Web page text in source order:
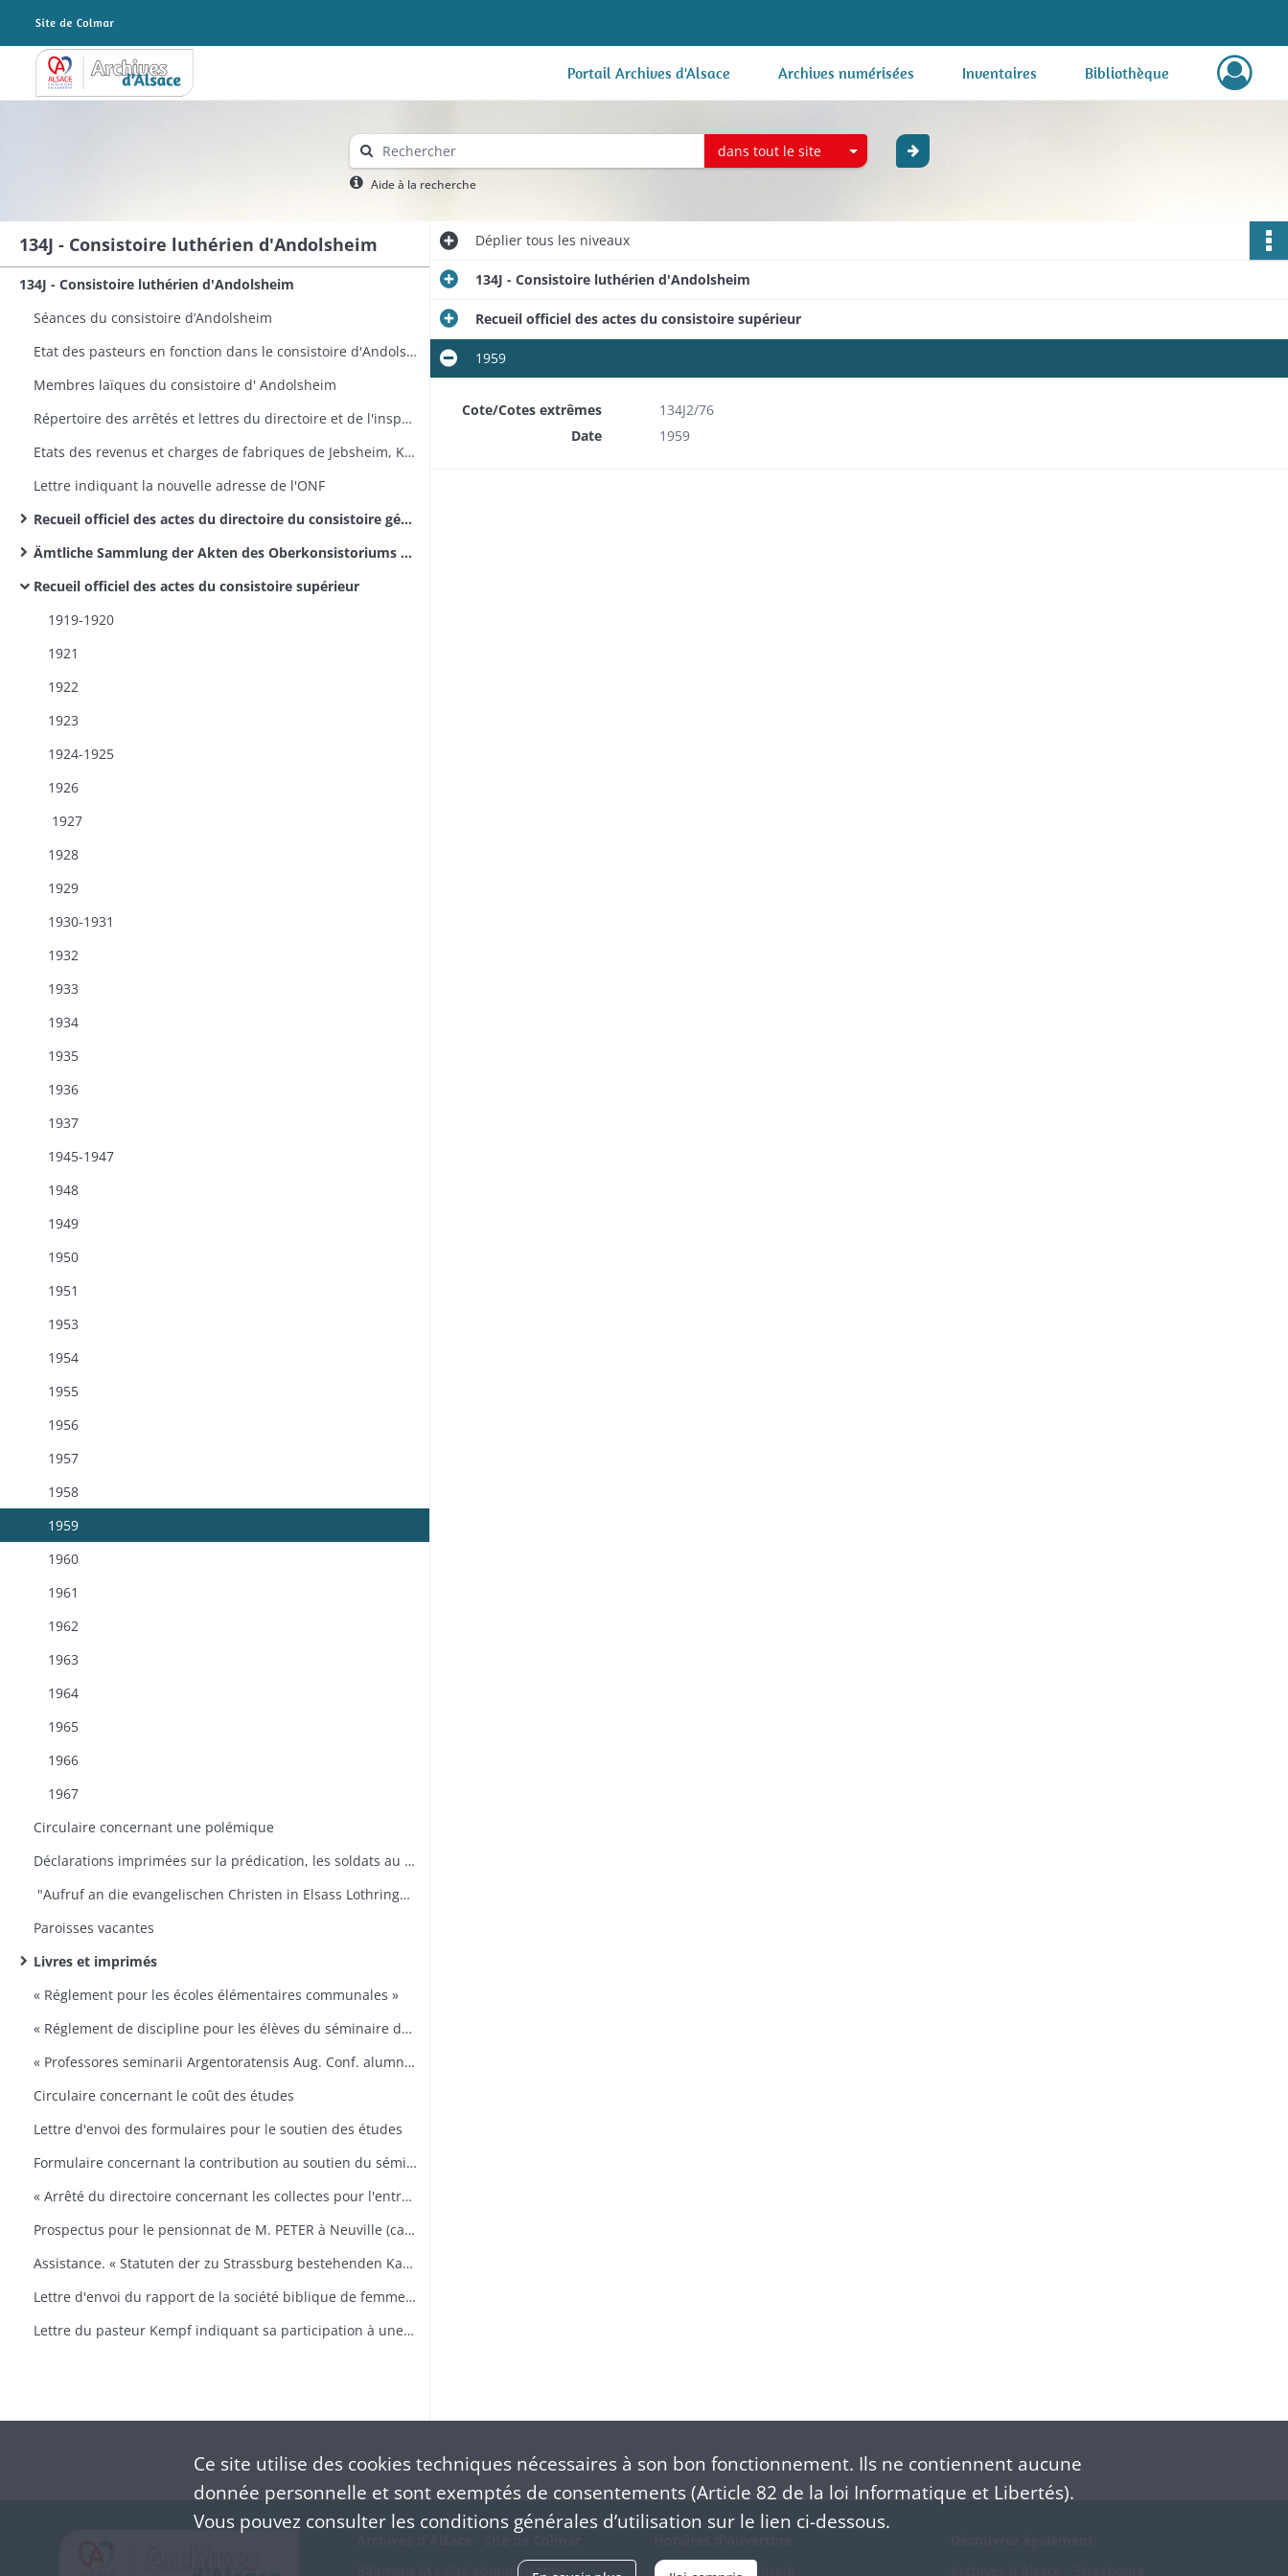
Archives Alsace - Colmar Portail Archives d'Alsace Archives numérisées Inventaires Bibliothèque
dans tout le site
Aide à la recherche
134J - Consistoire luthérien d'Andolsheim
134J - Consistoire luthérien d'Andolsheim
Séances du consistoire d’Andolsheim
Etat des pasteurs en fonction dans le consistoire d'Andolsheim avec indication de leur date d'élection
Membres laïques du consistoire d' Andolsheim
Répertoire des arrêtés et lettres du directoire et de l'inspecteur ecclésiastique concernant le consistoire d’Andolsheim déposés dans ses archives
Etats des revenus et charges de fabriques de Jebsheim, Kunheim, Sundhoffen
Lettre indiquant la nouvelle adresse de l'ONF
Recueil officiel des actes du directoire du consistoire général de la confession d'Augsbourg
Ämtliche Sammlung der Akten des Oberkonsistoriums und des Direktoriums der Kirche Augsburgischer Konfession
Recueil officiel des actes du consistoire supérieur
1919-1920
1921
1922
1923
1924-1925
1926
1927
1928
1929
1930-1931
1932
1933
1934
1935
1936
1937
1945-1947
1948
1949
1950
1951
1953
1954
1955
1956
1957
1958
1959
1960
1961
1962
1963
1964
1965
1966
1967
Circulaire concernant une polémique
Déclarations imprimées sur la prédication, les soldats au front, les sonneries de cloches, rapprovisionnement
"Aufruf an die evangelischen Christen in Elsass Lothringen zur 400. Gedenkfeier der Reformation"
Paroisses vacantes
Livres et imprimés
« Réglement pour les écoles élémentaires communales »
« Réglement de discipline pour les élèves du séminaire de Strasbourg »
« Professores seminarii Argentoratensis Aug. Conf. alumniis suis seriem praelectionum indicant instituendarum »
Circulaire concernant le coût des études
Lettre d'envoi des formulaires pour le soutien des études
Formulaire concernant la contribution au soutien du séminaire de Strasbourg.
« Arrêté du directoire concernant les collectes pour l'entretien du pensionnat du séminaire »
Prospectus pour le pensionnat de M. PETER à Neuville (canton de Berne)
Assistance. « Statuten der zu Strassburg bestehenden Kasse für die Witwen und Waisen der geistlicher Augsburgischer Confession in Frankreich »
Lettre d'envoi du rapport de la société biblique de femmes de Paris
Lettre du pasteur Kempf indiquant sa participation à une semaine des jeunesses luthériennes.
Dépliertous les niveaux
134J - Consistoire luthérien d'Andolsheim
Recueil officiel des actes du consistoire supérieur
1959
Cote/Cotes extrêmes
134J2/76
Date
1959
Bâtiment M / Cité administrative
Du mardi au vendredi
Ce site utilise des cookiestechniques nécessaires à son bon fonctionnement. Ils ne contiennent aucune
donnée personnelle et sont exemptés de consentements (Article 82 de la loi Informatique et Libertés).
Vous pouvez consulter les conditions générales d’utilisation sur le lien ci-dessous.